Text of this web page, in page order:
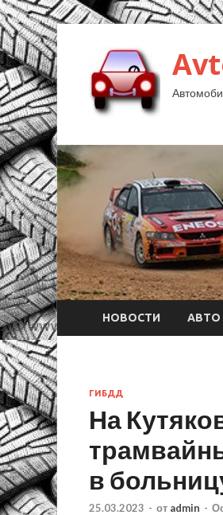
НОВОСТИ АВТО
ГИБДД
На
в
25.03.2023 - от admin -